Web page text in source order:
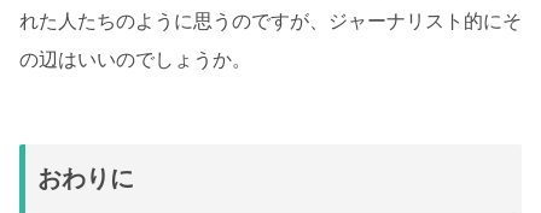
れた人たちのように思うのですが、ジャーナリスト的にそ
の辺はいいのでしょうか。
おわりに